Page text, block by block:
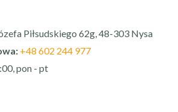
Piłsudskiego 62g, 48-303 Nysa
+48 602 244 977
pon - pt